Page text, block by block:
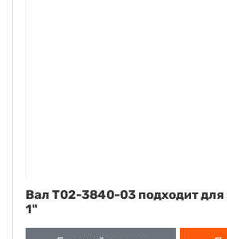
Вал T02-3840-03 подходит для
1"